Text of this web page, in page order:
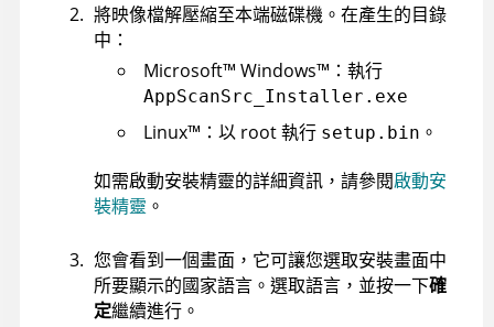
將映像檔解壓縮至本端磁碟機。在產生的目錄
中：
Microsoft™ Windows™ ：執行
AppScanSrc_Installer.exe
Linux™ ：以 root 執行 setup.bin 。
如需啟動安裝精靈的詳細資訊，請參閱啟動安
裝精靈 。
您會看到一個畫面，它可讓您選取安裝畫面中
所要顯示的國家語言。選取語言，並按一下確
定繼續進行。